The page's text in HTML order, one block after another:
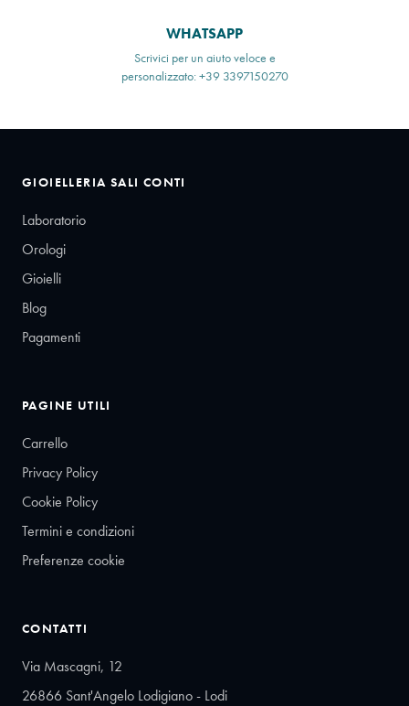
WHATSAPP
Scrivici per un aiuto veloce e
personalizzato: +39 3397150270
GIOIELLERIA SALI CONTI
Laboratorio
Orologi
Gioielli
Blog
Pagamenti
PAGINE UTILI
Carrello
Privacy Policy
Cookie Policy
Termini e condizioni
Preferenze cookie
CONTATTI
Via Mascagni, 12
26866 Sant'Angelo Lodigiano - Lodi